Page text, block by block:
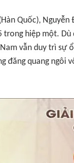
Quốc),
hiệp một.
vẫn duy trì sự
đăng quang ngôi